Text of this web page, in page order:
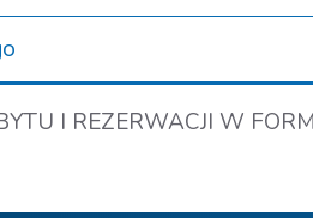
I REZERWACJI W